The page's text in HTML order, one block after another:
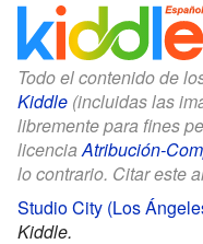
Todo el contenido de
Kiddle (incluidas las
libremente para fines
licencia Atribución-
lo contrario. Citar este
Studio City (Los
Kiddle.